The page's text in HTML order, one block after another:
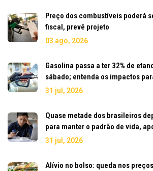
Preço dos combustíveis poderá
fiscal, prevê projeto
03 ago, 2026
Gasolina passa a ter 32% de
sábado; entenda os impactos
31 jul, 2026
Quase metade dos brasileiros
para manter o padrão de vida,
31 jul, 2026
Alívio no bolso: queda nos